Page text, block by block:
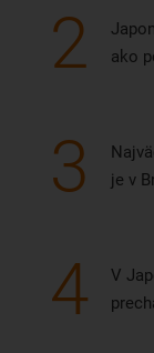
2
ako
3
je v
4
V